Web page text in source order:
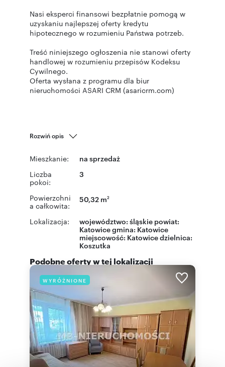
Nasi eksperci finansowi bezpłatnie pomogą w
uzyskaniu najlepszej oferty kredytu
hipotecznego w rozumieniu Państwa potrzeb.
Treść niniejszego ogłoszenia nie stanowi oferty
handlowej w rozumieniu przepisów Kodeksu
Cywilnego.
Oferta wysłana z programu dla biur
nieruchomości ASARI CRM (asaricrm.com)
Rozwiń opis
Mieszkanie: na sprzedaż
Liczba
pokoi:
3
Powierzchni
a całkowita:
50,32 m2
Lokalizacja: województwo: śląskie powiat:
Katowicegmina: Katowice
miejscowość: Katowicedzielnica:
Koszutka
Podobne oferty w tej lokalizacji
WYRÓŻNIONE